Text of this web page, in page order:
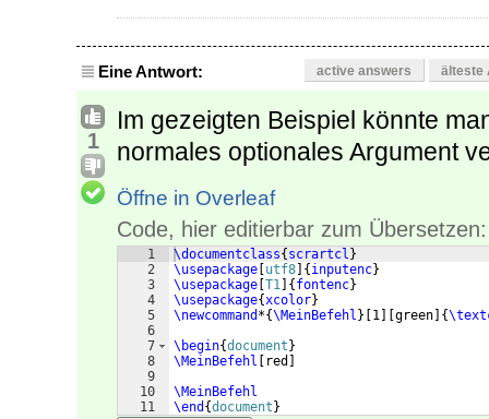
Eine Antwort: active answers älteste
1
Im gezeigten Beispiel könnte
normales optionales Argument
Öffne in Overleaf
Code, hier editierbar zum Übersetzen:
1
2
3
4
5
6
7
8
9
10
11
\documentclass{ scrartcl }
\usepackage utf8 { inputenc}
\usepackage T1 { fontenc}
\usepackage{xcolor}
\newcommand *{\MeinBefehl } 1 green {
\begin{document }
\MeinBefehl
red
\MeinBefehl
\end {document }